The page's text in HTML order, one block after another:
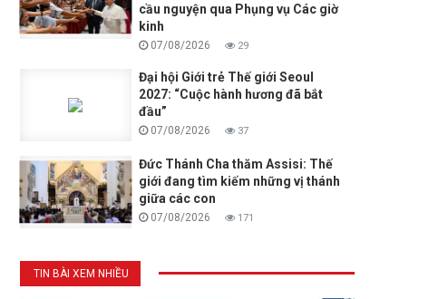
cầu nguyện qua Phụng vụ Các giờ
kinh
07/08/2026 29
Đại hội Giới trẻ Thế giới Seoul
2027: “Cuộc hành hương đã bắt
đầu”
07/08/2026 37
Đức Thánh Cha thăm Assisi: Thế
giới đang tìm kiếm những vị thánh
giữa các con
07/08/2026 171
TIN BÀI XEM NHIỀU